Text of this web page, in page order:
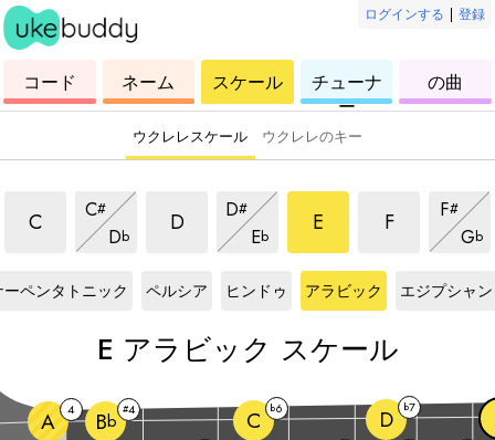
ログインする | 登録
ク
レ
コード
コ
ー
ド
ネーム
ウ
ク
レ
レ
スケール
ク
レ
レ
チューナ
ー
ク
レ
の曲
ウクレレスケール ウクレレのキー
C
アラビックスケール
C#
アラビックスケール
Db
アラビックスケール
D
アラビックスケール
D#
アラビックスケール
Eb
アラビックスケール
E
アラビックスケール
F
アラビックス
F#
アラビ
Gb
アラ
ペンタトニック
ペルシア
ヒンドゥ
E
アラビック
スケール
エジプシャン
E アラビック スケール
A 4 Bb
#4 C b6 D b7